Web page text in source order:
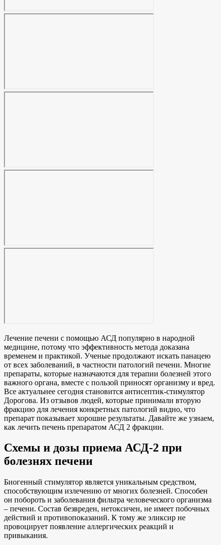
Лечение печени с помощью АСД популярно в народной
медицине, потому что эффективность метода доказана
временем и практикой. Ученые продолжают искать панацею
от всех заболеваний, в частности патологий печени. Многие
препараты, которые назначаются для терапии болезней этого
важного органа, вместе с пользой приносят организму и вред.
Все актуальнее сегодня становится антисептик-стимулятор
Дорогова. Из отзывов людей, которые принимали вторую
фракцию для лечения конкретных патологий видно, что
препарат показывает хорошие результаты. Давайте же узнаем,
как лечить печень препаратом АСД 2 фракции.
Схемы и дозы приема АСД-2 при
болезнях печени
Биогенный стимулятор является уникальным средством,
способствующим излечению от многих болезней. Способен
он побороть и заболевания фильтра человеческого организма
– печени. Состав безвреден, нетоксичен, не имеет побочных
действий и противопоказаний. К тому же эликсир не
провоцирует появление аллергических реакций и
привыкания.